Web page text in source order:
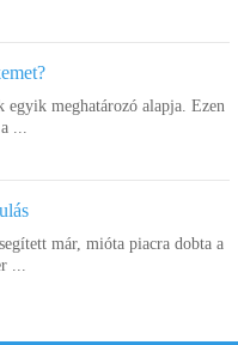
egyik meghatározó alapja. Ezen
...
már, mióta piacra dobta a
...